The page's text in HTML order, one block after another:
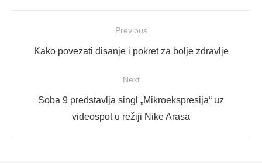
objava
Previous
Previous
Kako povezati disanje i pokret za bolje zdravlje
Next
Soba 9 predstavlja singl „Mikroekspresija“ uz
videospot u režiji Nike Arasa